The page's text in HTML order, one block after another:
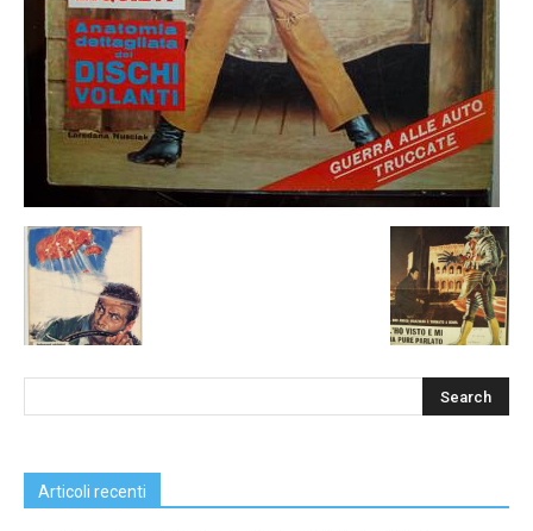
Articoli recenti